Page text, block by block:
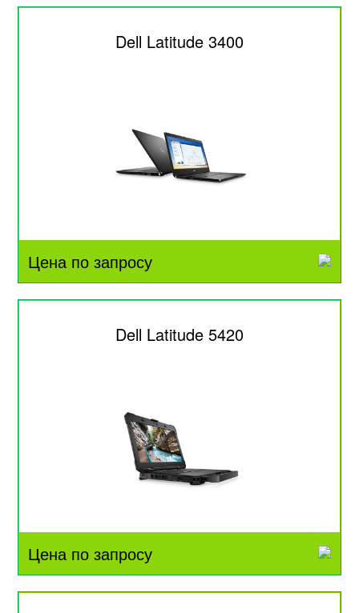
Dell Latitude 3400
Цена по запросу
Dell Latitude 5420
Цена по запросу